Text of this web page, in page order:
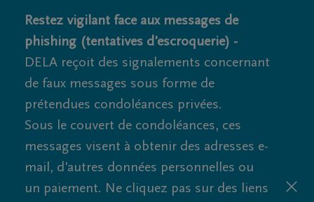
Restez vigilant face aux messages de
phishing (tentatives d'escroquerie) -
DELA reçoit des signalements concernant
de faux messages sous forme de
prétendues condoléances privées.
Sous le couvert de condoléances, ces
messages visent à obtenir des adresses e-
mail, d'autres données personnelles ou
un paiement. Ne cliquez pas sur des liens